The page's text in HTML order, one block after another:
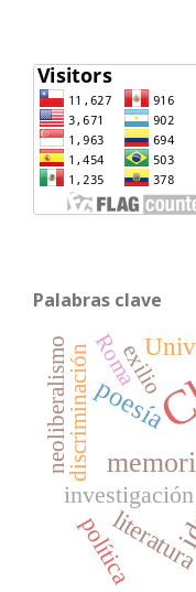
Palabras clave
poesía
investigación
política
discriminación exilio
neoliberalismo Roma